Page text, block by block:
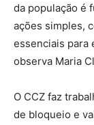
da população é
ações simples,
essenciais para
observa Maria
O CCZ faz
de bloqueio e